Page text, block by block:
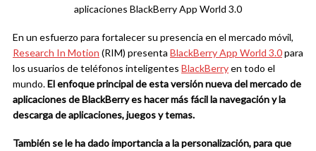
aplicaciones BlackBerry App World 3.0
En un esfuerzo para fortalecer su presencia en el mercado móvil,
Research In Motion (RIM) presenta BlackBerry App World 3.0para
los usuarios de teléfonos inteligentes BlackBerryen todo el
mundo.El enfoque principal de esta versión nueva del mercado de
aplicaciones de BlackBerry es hacer más fácil la navegación y la
descarga de aplicaciones, juegos y temas.
También se le ha dado importancia a la personalización, para que